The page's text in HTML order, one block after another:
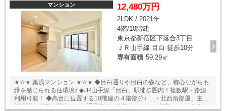
▽リフォーム内容 ・キッチン（システムキッチン・W1950・食洗器） ・
浴室（ユニットバス・1216） ・洗面室（洗面台） ・トイレ（温水洗
浄便座付トイレ） ・配管（給湯・排水管（専有部分）・給水管（専有
部内飛込みより）） ・建具 ・床フローリング（LDK、洋室、廊下） ・
フロアタイル（玄関、洗面室、トイレ） ・壁天井（クロス貼） ・床暖
房（LD） ・防水パン ・室内クリーニング （2026年5月完工予定）
マンション 12,480万円
2LDK / 2021年
4階/10階建
東京都新宿区下落合3丁目
ＪＲ山手線 目白 徒歩10分
専有面積 59.29㎡
★☆★ 築浅マンション ★☆★ ◆目白通りや目白の森など、都心ながらも
緑を感じられる住環境♪ ◆JR山手線「目白」駅徒歩圏内！複数駅・路線
利用可能！ ◆高台に位置する10階建の４階部分♪ ・北西角部屋、主要
採光面は南西で陽当たり・通風良好♪ ◆収納スペース充実！ ・WIC、